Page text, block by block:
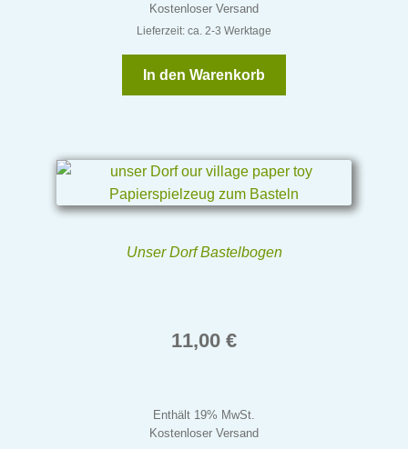
Kostenloser Versand
Lieferzeit: ca. 2-3 Werktage
In den Warenkorb
Unser Dorf Bastelbogen
11,00 €
Enthält 19% MwSt.
Kostenloser Versand